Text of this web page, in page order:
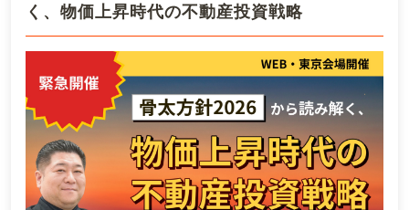
く、物価上昇時代の不動産投資戦略